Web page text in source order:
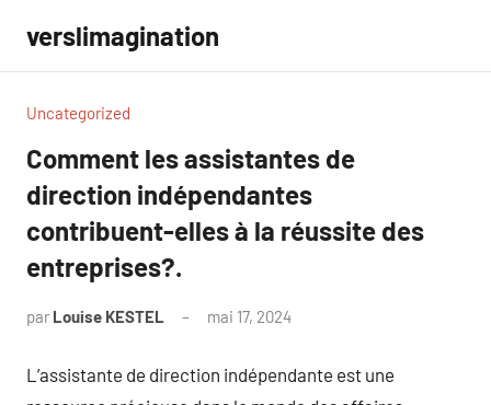
contenu
verslimagination
Uncategorized
Comment les assistantes de
direction indépendantes
contribuent-elles à la réussite des
entreprises?.
par Louise KESTEL mai 17, 2024
L’assistante de direction indépendante est une